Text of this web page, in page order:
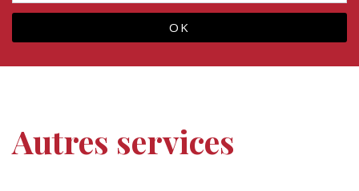
Autres services